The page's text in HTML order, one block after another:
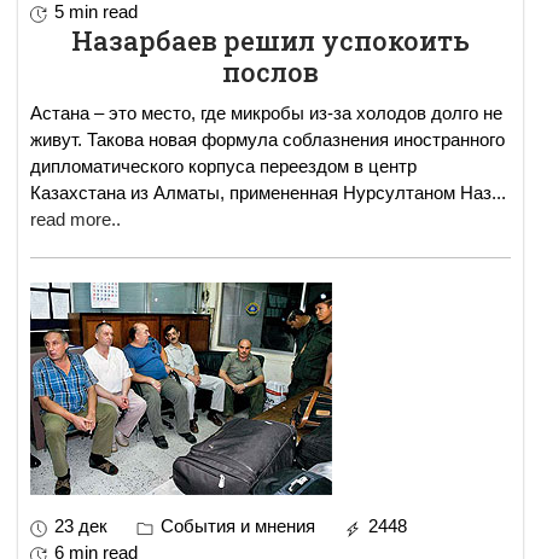
5 min read
Назарбаев решил успокоить
послов
Астана – это место, где микробы из-за холодов долго не
живут. Такова новая формула соблазнения иностранного
дипломатического корпуса переездом в центр
Казахстана из Алматы, примененная Нурсултаном Наз...
read more..
23 дек События и мнения
2448
6 min read